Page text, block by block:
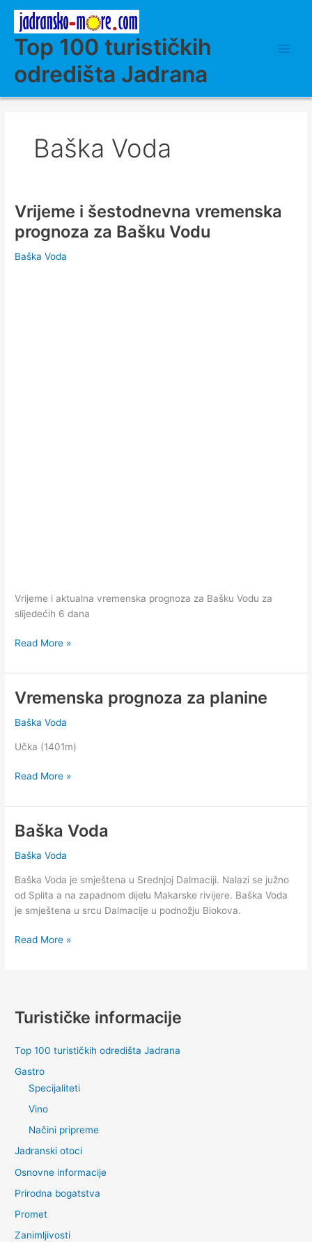
contentTop 100 turističkih
odredišta Jadrana
Baška Voda
Vrijeme i šestodnevna vremenska
prognoza za Bašku Vodu
Baška Voda
Vrijeme i aktualna vremenska prognoza za Bašku Vodu za
slijedećih 6 dana
Vrijeme
šestodnevna
vremenska
prognoza
za
Vodu
Read More »
Vremenska prognoza za planine
Baška Voda
Učka (1401m)
Vremenska
za
planine
Read More »
Baška Voda
Baška Voda
Baška Voda je smještena u Srednjoj Dalmaciji. Nalazi se južno
od Splita a na zapadnom dijelu Makarske rivijere. Baška Voda
je smještena u srcu Dalmacije u podnožju Biokova.
Baška
Read More »
Turističke informacije
Top 100 turističkih odredišta Jadrana
Gastro
Specijaliteti
Vino
Načini pripreme
Jadranski otoci
Osnovne informacije
Prirodna bogatstva
Promet
Zanimljivosti